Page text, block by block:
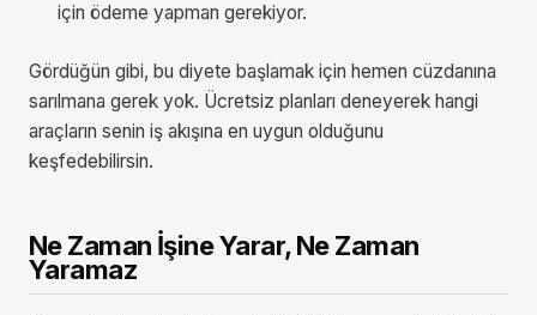
için ödeme yapman gerekiyor.
Gördüğün gibi, bu diyete başlamak için hemen cüzdanına
sarılmana gerek yok. Ücretsiz planları deneyerek hangi
araçların senin iş akışına en uygun olduğunu
keşfedebilirsin.
Ne Zaman İşine Yarar, Ne Zaman
Yaramaz